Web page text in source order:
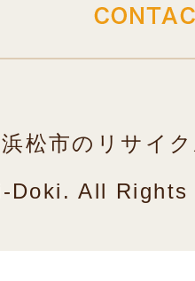
松市のリサイ
Doki. All Rights